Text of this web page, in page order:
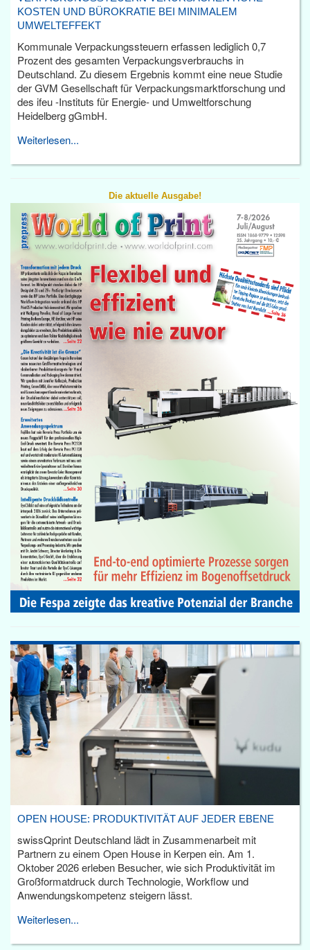
KOSTEN UND BÜROKRATIE BEI MINIMALEM
UMWELTEFFEKT
Kommunale Verpackungssteuern erfassen lediglich 0,7
Prozent des gesamten Verpackungsverbrauchs in
Deutschland. Zu diesem Ergebnis kommt eine neue Studie
der GVM Gesellschaft für Verpackungsmarktforschung und
des ifeu -Instituts für Energie- und Umweltforschung
Heidelberg gGmbH.
Weiterlesen...
Die aktuelle Ausgabe!
OPEN HOUSE: PRODUKTIVITÄT AUF JEDER EBENE
swissQprint Deutschland lädt in Zusammenarbeit mit
Partnern zu einem Open House in Kerpen ein. Am 1.
Oktober 2026 erleben Besucher, wie sich Produktivität im
Großformatdruck durch Technologie, Workflow und
Anwendungskompetenz steigern lässt.
Weiterlesen...